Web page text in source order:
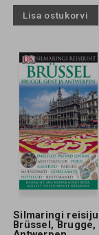
Lisa ostukorvi
Silmaringi
Brüssel, Brugge,